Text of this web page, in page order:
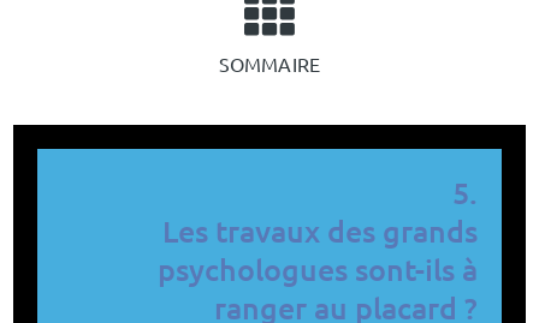
SOMMAIRE
5.
Les travaux des grands
psychologues sont-ils à
ranger au placard ?